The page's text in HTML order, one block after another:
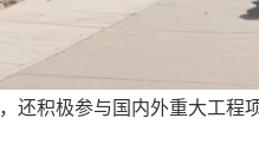
还积极参与国内外重大工程